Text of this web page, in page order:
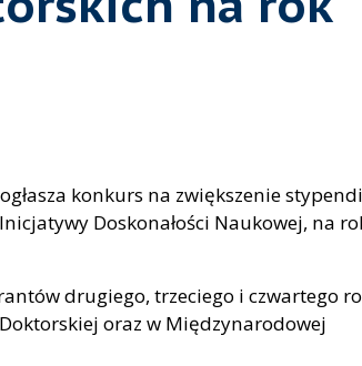
konkurs na zwiększenie
Doskonałości Naukowej, na
drugiego, trzeciego i czwartego
Doktorskiej oraz w Międzynarodowej